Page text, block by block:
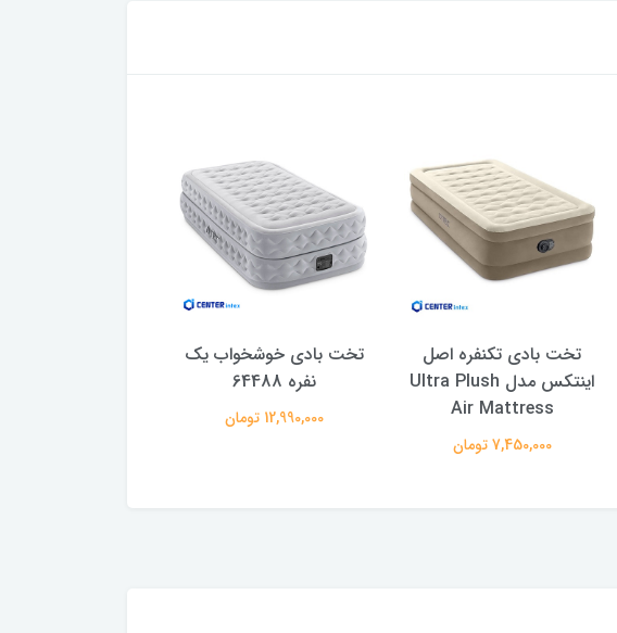
تخت بادی تکنفره اصل
اینتکس مدل Ultra Plush
Air Mattress
7,450,000 تومان
تخت بادی خوشخواب یک
نفره 64488
12,990,000 تومان